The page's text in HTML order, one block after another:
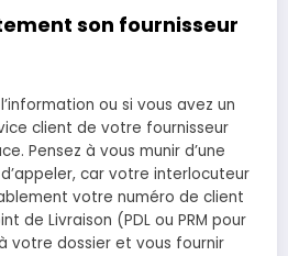
son fournisseur
ou si vous avez un
client de votre fournisseur
Pensez à vous munir d’une
car votre interlocuteur
votre numéro de client
de Livraison (PDL ou PRM pour
votre dossier et vous fournir